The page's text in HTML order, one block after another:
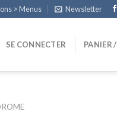
> Menus Newsletter
SE CONNECTER PANIER /